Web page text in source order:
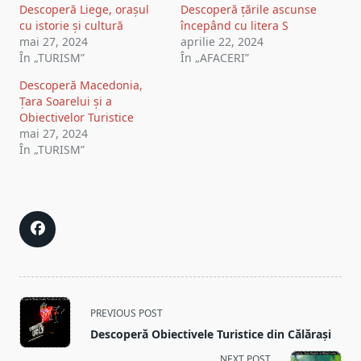
Descoperă Liege, orașul
cu istorie și cultură
mai 27, 2024
În „TURISM”
Descoperă țările ascunse
începând cu litera S
aprilie 22, 2024
În „AFACERI”
Descoperă Macedonia,
Țara Soarelui și a
Obiectivelor Turistice
mai 27, 2024
În „TURISM”
<span
class="nav-
subtitle
PREVIOUS POST
Descoperă Obiectivele Turistice din Călărași